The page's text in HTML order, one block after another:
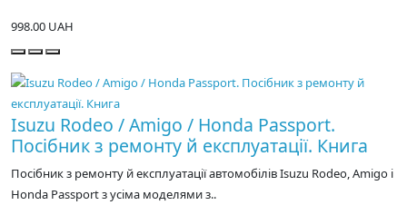
998.00 UAH
Isuzu Rodeo / Amigo / Honda Passport.
Посібник з ремонту й експлуатації. Книга
Посібник з ремонту й експлуатації автомобілів Isuzu Rodeo, Amigo і
Honda Passport з усіма моделями з..